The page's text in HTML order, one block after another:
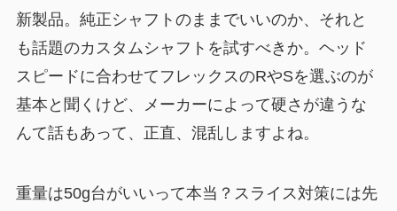
新製品。純正シャフトのままでいいのか、それと
も話題のカスタムシャフトを試すべきか。ヘッド
スピードに合わせてフレックスのRやSを選ぶのが
基本と聞くけど、メーカーによって硬さが違うな
んて話もあって、正直、混乱しますよね。
重量は50g台がいいって本当？スライス対策には先